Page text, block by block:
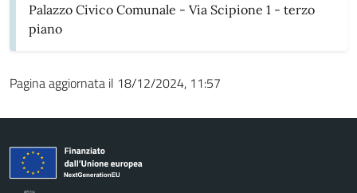
Palazzo Civico Comunale - Via Scipione 1 - terzo
piano
Pagina aggiornata il 18/12/2024, 11:57